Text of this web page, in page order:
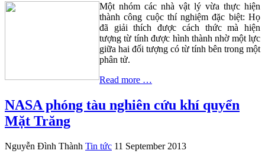
Một nhóm các nhà vật lý vừa thực hiện
thành công cuộc thí nghiệm đặc biệt: Họ
đã giải thích được cách thức mà hiện
tượng từ tính được hình thành nhờ một lực
giữa hai đối tượng có từ tính bên trong một
phân tử.
Read more …
NASA phóng tàu nghiên cứu khí quyển
Mặt Trăng
Nguyễn Đình Thành Tin tức 11 September 2013